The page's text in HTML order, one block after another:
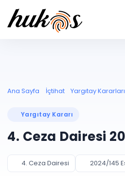
Ana Sayfa İçtihat Yargıtay Kararları
Yargıtay Kararı
4. Ceza Dairesi
4. Ceza Dairesi 2024/145